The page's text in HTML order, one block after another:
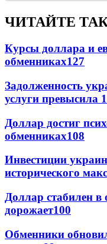
ЧИТАЙТЕ
Курсы доллара и
обменниках127
Задолженность
услуги превысила
Доллар достиг
обменниках108
Инвестиции
исторического
Доллар стабилен в
дорожает100
Обменники